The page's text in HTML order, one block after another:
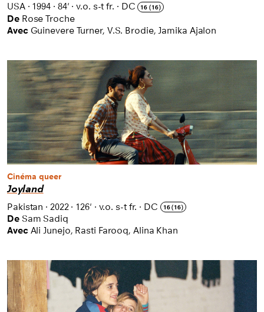
USA· 1994 · 84' ·v.o. s-t fr. · DC 16 (16)
De Rose Troche
Avec Guinevere Turner, V.S. Brodie, Jamika Ajalon
Cinéma queer
Joyland
Pakistan · 2022· 126' · v.o. s-t fr. · DC 16 (16)
De Sam Sadiq
Avec Ali Junejo, Rasti Farooq, Alina Khan